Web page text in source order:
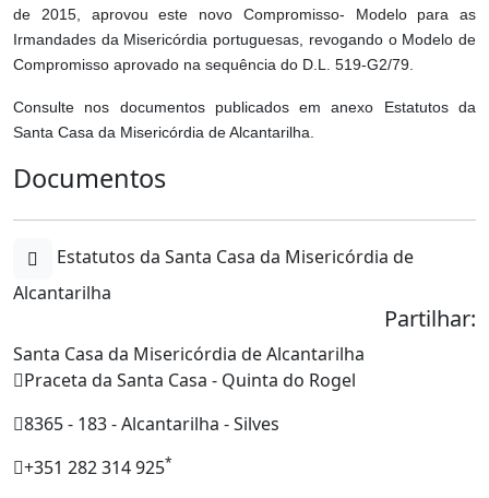
de 2015, aprovou este novo Compromisso- Modelo para as
Irmandades da Misericórdia portuguesas, revogando o Modelo de
Compromisso aprovado na sequência do D.L. 519-G2/79.
Consulte nos documentos publicados em anexo Estatutos da
Santa Casa da Misericórdia de Alcantarilha.
Documentos
Estatutos da Santa Casa da Misericórdia de
Alcantarilha
Partilhar:
Santa Casa da Misericórdia de Alcantarilha
Praceta da Santa Casa - Quinta do Rogel
8365 - 183 - Alcantarilha - Silves
+351 282 314 925*